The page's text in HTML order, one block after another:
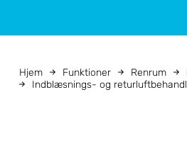
Hjem Funktioner Renrum
Indblæsnings- og